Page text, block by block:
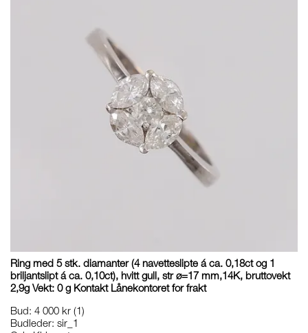
Ring med 5 stk. diamanter (4 navetteslipte á ca. 0,18ct og 1
briljantslipt á ca. 0,10ct), hvitt gull, str ø=17 mm,14K, bruttovekt
2,9g Vekt: 0 g Kontakt Lånekontoret for frakt
Bud: 4 000 kr (1)
Budleder: sir_1